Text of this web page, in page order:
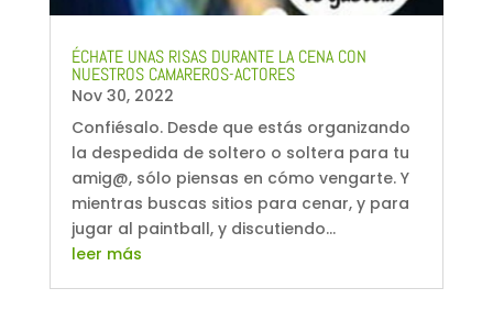
ÉCHATE UNAS RISAS DURANTE LA CENA CON
NUESTROS CAMAREROS-ACTORES
Nov 30, 2022
Confiésalo. Desde que estás organizando
la despedida de soltero o soltera para tu
amig@, sólo piensas en cómo vengarte. Y
mientras buscas sitios para cenar, y para
jugar al paintball, y discutiendo...
leer más